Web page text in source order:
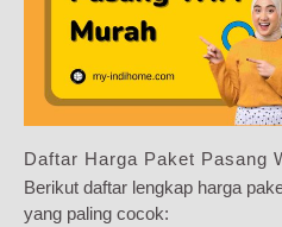
Daftar Harga Paket Pasang
Berikut daftar lengkap harga
yang paling cocok: